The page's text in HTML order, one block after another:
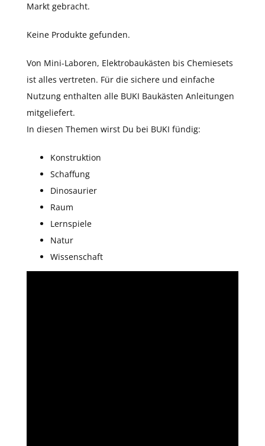
Markt gebracht.
Keine Produkte gefunden.
Von Mini-Laboren, Elektrobaukästen bis Chemiesets
ist alles vertreten. Für die sichere und einfache
Nutzung enthalten alle BUKI Baukästen Anleitungen
mitgeliefert.
In diesen Themen wirst Du bei BUKI fündig:
Konstruktion
Schaffung
Dinosaurier
Raum
Lernspiele
Natur
Wissenschaft